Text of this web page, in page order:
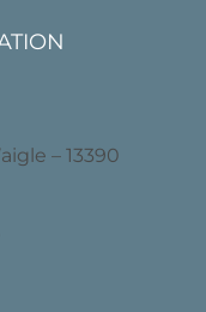
– 13390